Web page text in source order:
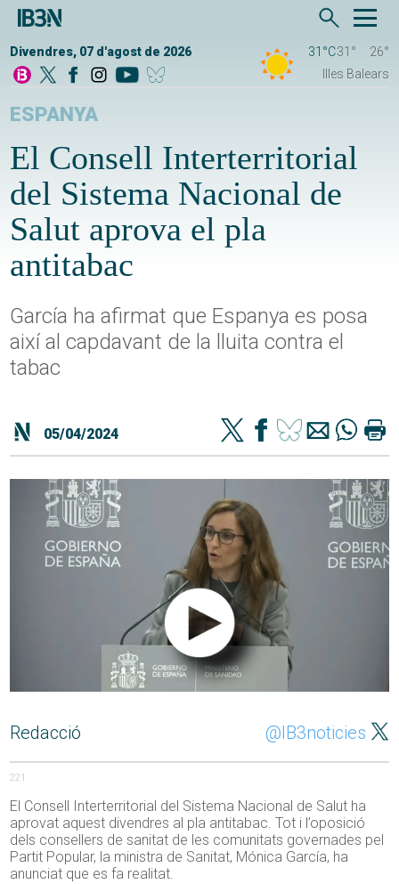
Divendres, 07 d'agost de 2026 31°C31°
26°
Illes Balears
ESPANYA
El Consell Interterritorial
del Sistema Nacional de
Salut aprova el pla
antitabac
García ha afirmat que Espanya es posa
així al capdavant de la lluita contra el
tabac
05/04/2024
Redacció @IB3noticies
221
El Consell Interterritorial del Sistema Nacional de Salut ha
aprovat aquest divendres al pla antitabac. Tot i l’oposició
dels consellers de sanitat de les comunitats governades pel
Partit Popular, la ministra de Sanitat, Mónica García, ha
anunciat que es fa realitat.